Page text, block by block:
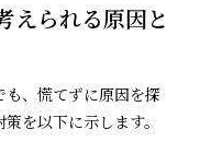
えられる原因と
、慌てずに原因を探
を以下に示します。